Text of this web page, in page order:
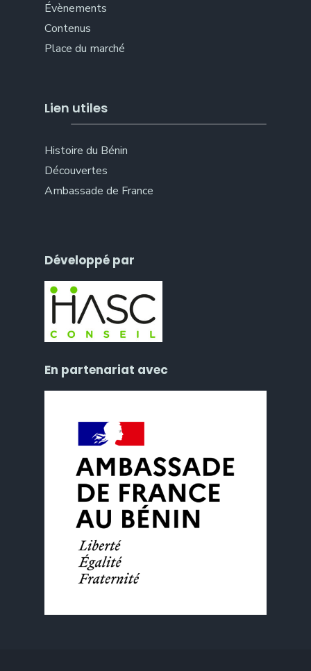
Évènements
Contenus
Place du marché
Lien utiles
Histoire du Bénin
Découvertes
Ambassade de France
Développé par
En partenariat avec